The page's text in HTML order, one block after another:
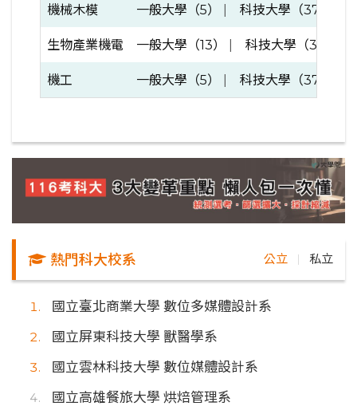
機械木模 一般大學（5） | 科技大學（37）
生物產業機電 一般大學（13） | 科技大學（38）
機工 一般大學（5） | 科技大學（37）
熱門科大校系 公立 私立
國立臺北商業大學 數位多媒體設計系
國立屏東科技大學 獸醫學系
國立雲林科技大學 數位媒體設計系
國立高雄餐旅大學 烘焙管理系